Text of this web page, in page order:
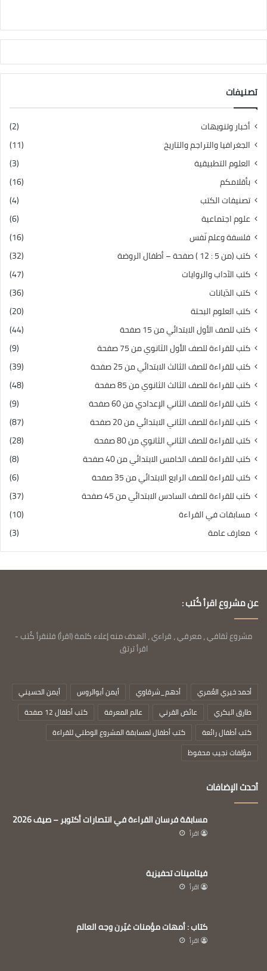
تصنيفات
أخبار وتنويهات
(2)
الجغرافيا والتراجم والتاريخ
(11)
العلوم التطبيقية
(3)
بأقلامكم
(16)
تصنيفات الكتب
(4)
علوم اجتماعية
(6)
فلسفة وعلم نّفس
(16)
كتب (من 5 : 12 ) صفحة – أطفال الروضة
(32)
كتب الآداب والروايات
(47)
كتب الدّيانات
(36)
كتب العلوم البحتة
(20)
كتب للصف الأول الابتدائي من 15 صفحة
(44)
كتب للقراءة للصف الأول الثانوي من 75 صفحة
(9)
كتب للقراءة للصف الثالث الابتدائي من 25 صفحة
(39)
كتب للقراءة للصف الثالث الثانوي من 85 صفحة
(48)
كتب للقراءة للصف الثاني الإعدادي من 60 صفحة
(9)
كتب للقراءة للصف الثاني الابتدائي من 20 صفحة
(87)
كتب للقراءة للصف الثاني الثانوي من 80 صفحة
(28)
كتب للقراءة للصف الخامس الابتدائي من 40 صفحة
(8)
كتب للقراءة للصف الرابع الابتدائي من 35 صفحة
(6)
كتب للقراءة للصف السادس الابتدائي من 45 صفحة
(37)
مسابقات في القراءة
(10)
معارف عامة
(3)
عن مشروع اقرأ كُتب :
مشروع ثقافي ، معرفي ، قراءي ، الهدف منه إعلاء كلمة (اقرأ) فلنقرأ كُتب -
اقرأ ترتق
أحمد خيري العُمري أدهم_شرقاوي أيمن أبوالروس
أيمن الحسيني
طارق البكري
عائض القرني عالم المعرفة
كتب أطفال 12 صفحة
كتب أطفال رائعة
كتب أطفال لمسابقة المشروع الوطني للقراءة
مؤلفات نجيب محفوظ
أحدث الإضافات
مسابقة فرسان القراءة في انتصارات أكتوبر – صيف 2026
اقرأ
فيتامينات تحفيزية
اقرأ
كتاب : أمهات مؤمنات غيّرن وجه العالم
اقرأ